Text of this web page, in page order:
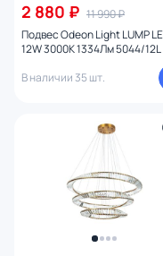
2 880 ₽ 11 990 ₽
Подвес Odeon Light LUMP
12W 3000K 1334Лм 5044/12L
В наличии 35 шт.